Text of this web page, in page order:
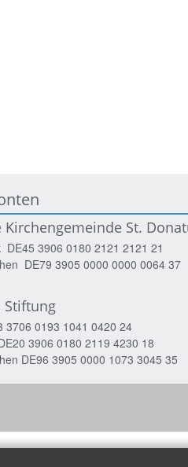
Kirchengemeinde St.
DE45 3906 0180 2121 2121 21
DE79 3905 0000 0000 0064 37
Stiftung
3706 0193 1041 0420 24
3906 0180 2119 4230 18
DE96 3905 0000 1073 3045 35